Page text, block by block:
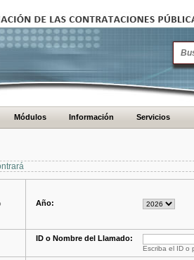
Módulos Información Servicios
Año:
ID o Nombre del Llamado:
Escriba el ID o